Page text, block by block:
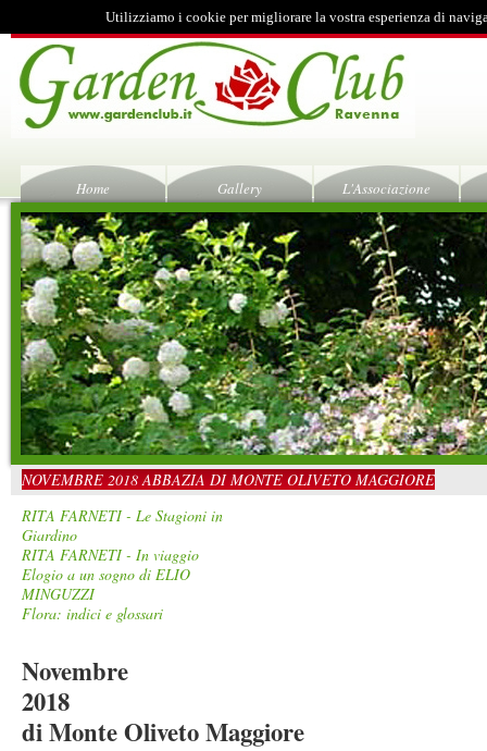
Utilizziamo i cookie per migliorare la vostra esperienza di
Home Gallery L'Associazione
NOVEMBRE 2018 ABBAZIA DI MONTE OLIVETO MAGGIORE
RITA FARNETI - Le Stagioni in
Giardino
RITA FARNETI - In viaggio
Elogio a un sogno di ELIO
MINGUZZI
Flora: indici e glossari
Novembre
2018
di Monte Oliveto Maggiore